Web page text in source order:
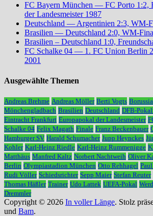
FC Bayern München — FC Porto 1:2,
der Landesmeister 1987
Deutschland — Argentinien 2:3, WM-
Brasilien — Deutschland 2:0, WM-
Brasilien – Deutschland 1:0,
FC Schalke 04 — 1. FC Union Berlin
2001
Ausgewählte Themen
Andreas Brehme Andreas Möller Berti Vogts
Mönchengladbach Brasilien Deutschland DFB-
Eintracht Frankfurt Europapokal der Landesmeister
Schalke 04 Felix Magath Finale Franz Beckenbauer
Hamburger SV Harald Schumacher Jupp Heynckes
Kohler Karl-Heinz Riedle Karl-Heinz Rummenigge
Matthäus Manfred Kaltz Norbert Nachtweih Oliver
Berlin Olympiastadion München Otto Rehhagel
Rudi Völler Schiedsrichter Sepp Maier Stefan Reuter
Thomas Häßler Trainer Udo Lattek UEFA-Pokal
Dremmler
Copyright © 2026 In voller Länge. Stolz
und Bam.